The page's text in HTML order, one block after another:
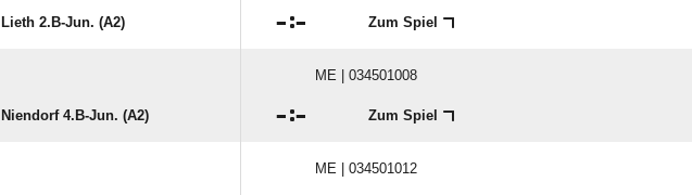
Lieth 2.B-Jun. (A2) : Zum Spiel
ME | 034501008
Niendorf 4.B-Jun. (A2) : Zum Spiel
ME | 034501012